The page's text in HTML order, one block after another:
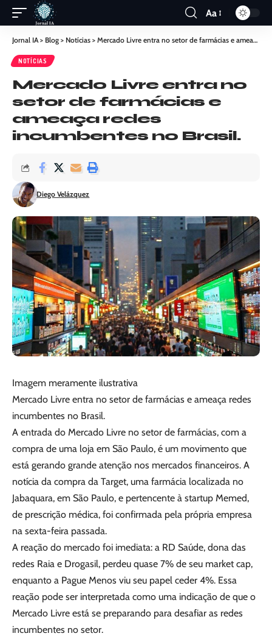
Aa
Jornal IA> Blog > Notícias > Mercado Livre entra no setor de farmácias e ameaça redes incumbentes no Brasil.
NOTÍCIAS
Mercado Livre entra no
setor de farmácias e
ameaça redes
incumbentes no Brasil.
Diego Velázquez
Imagem meramente ilustrativa
Mercado Livre entra no setor de farmácias e ameaça redes
incumbentes no Brasil.
A entrada do Mercado Livre no setor de farmácias, com a
compra de uma loja em São Paulo, é um movimento que
está gerando grande atenção nos mercados financeiros. A
notícia da compra da Target, uma farmácia localizada no
Jabaquara, em São Paulo, e pertencente à startup Memed,
de prescrição médica, foi confirmada pela própria empresa
na sexta-feira passada.
A reação do mercado foi imediata: a RD Saúde, dona das
redes Raia e Drogasil, perdeu quase 7% de seu market cap,
enquanto a Pague Menos viu seu papel ceder 4%. Essa
reação pode ser interpretada como uma indicação de que o
Mercado Livre está se preparando para desafiar as redes
incumbentes no setor.